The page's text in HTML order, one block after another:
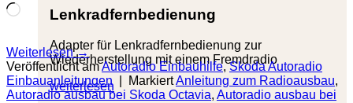
Lenkradfernbedienung
Adapter für Lenkradfernbedienung zur
Wiederherstellung mit einem Fremdradio
weiterlesen
Wird
geladen …
Weiterlesen→
Veröffentlicht amAutoradio Einbauhilfe,Skoda Autoradio
Einbauanleitungen
MarkiertAnleitung zum Radioausbau,
Autoradio ausbau bei Skoda Octavia, Autoradio ausbau bei